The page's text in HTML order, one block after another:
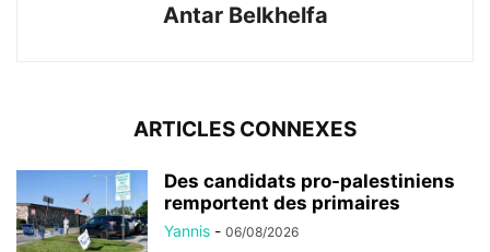
Antar Belkhelfa
ARTICLES CONNEXES
Des candidats pro-palestiniens
remportent des primaires
Yannis - 06/08/2026